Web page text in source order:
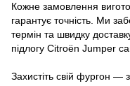
Кожне замовлення
гарантує точність. Ми
термін та швидку
підлогу Citroën Jumper
Захистіть свій фургон —